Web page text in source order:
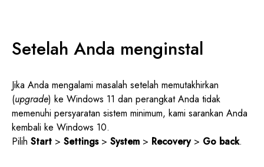
Setelah Anda menginstal
Jika Anda mengalami masalah setelah memutakhirkan
(upgrade) ke Windows 11 dan perangkat Anda tidak
memenuhi persyaratan sistem minimum, kami sarankan Anda
kembali ke Windows 10.
Pilih Start > Settings> System > Recovery> Go back.